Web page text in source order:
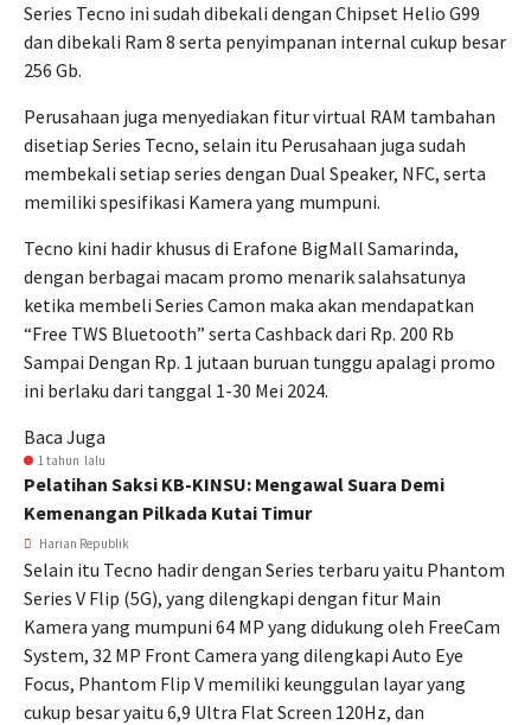
Series Tecno ini sudah dibekali dengan Chipset Helio G99
dan dibekali Ram 8 serta penyimpanan internal cukup besar
256 Gb.
Perusahaan juga menyediakan fitur virtual RAM tambahan
disetiap Series Tecno, selain itu Perusahaan juga sudah
membekali setiap series dengan Dual Speaker, NFC, serta
memiliki spesifikasi Kamera yang mumpuni.
Tecno kini hadir khusus di Erafone BigMall Samarinda,
dengan berbagai macam promo menarik salahsatunya
ketika membeli Series Camon maka akan mendapatkan
“Free TWS Bluetooth” serta Cashback dari Rp. 200 Rb
Sampai Dengan Rp. 1 jutaan buruan tunggu apalagi promo
ini berlaku dari tanggal 1-30 Mei 2024.
Baca Juga
1 tahun lalu
Pelatihan Saksi KB-KINSU: Mengawal Suara Demi
Kemenangan Pilkada Kutai Timur
Harian Republik
Selain itu Tecno hadir dengan Series terbaru yaitu Phantom
Series V Flip (5G), yang dilengkapi dengan fitur Main
Kamera yang mumpuni 64 MP yang didukung oleh FreeCam
System, 32 MP Front Camera yang dilengkapi Auto Eye
Focus, Phantom Flip V memiliki keunggulan layar yang
cukup besar yaitu 6,9 Ultra Flat Screen 120Hz, dan